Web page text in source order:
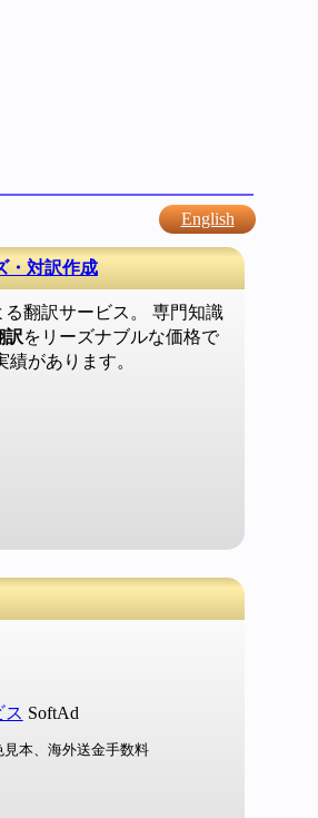
English
・対訳作成
翻訳サービス。 専門知識
訳をリーズナブルな価格で
があります。
ス SoftAd
見本、海外送金手数料